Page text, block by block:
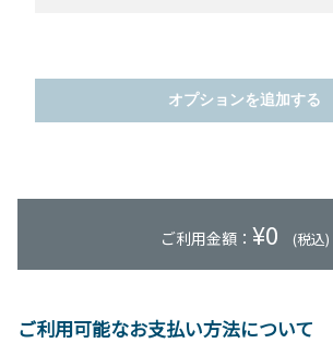
オプションを追加する
ご利用金額： ¥0 (税込)
ご利用可能なお支払い方法について